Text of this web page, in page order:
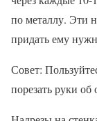
по металлу. Эти
придать ему
Совет:
порезать руки об